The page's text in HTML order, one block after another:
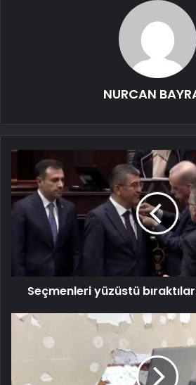
NURCAN
Seçmenleri yüzüstü